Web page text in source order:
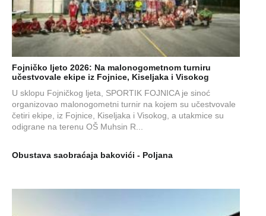
Fojničko ljeto 2026: Na malonogometnom turniru
učestvovale ekipe iz Fojnice, Kiseljaka i Visokog
U sklopu Fojničkog ljeta, SPORTIK FOJNICA je sinoć
organizovao malonogometni turnir na kojem su učestvovale
četiri ekipe, iz Fojnice, Kiseljaka i Visokog, a utakmice su
odigrane na terenu OŠ Muhsin R...
Obustava saobraćaja bakovići - Poljana